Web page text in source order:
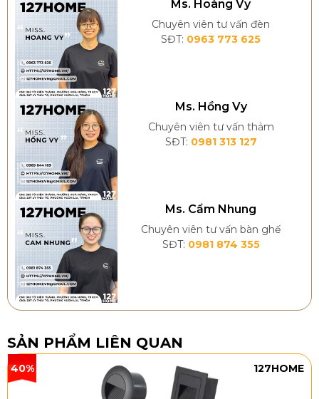
Ms. Hoàng Vy
Chuyên viên tư vấn đèn
SĐT: 0963 773 625
Ms. Hồng Vy
Chuyên viên tư vấn thảm
SĐT: 0981 313 127
Ms. Cẩm Nhung
Chuyên viên tư vấn bàn ghế
SĐT: 0981 874 355
SẢN PHẨM LIÊN QUAN
40% 127HOME